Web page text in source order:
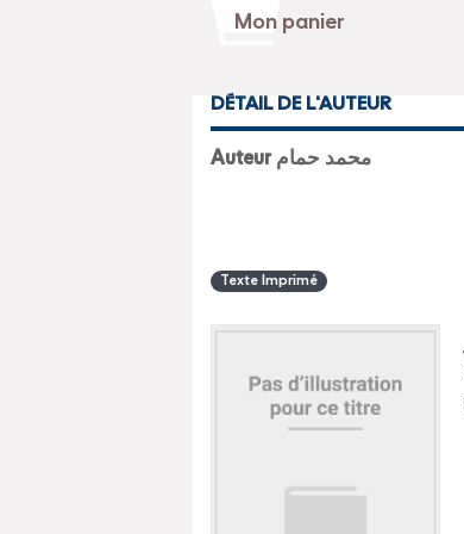
DÉTAIL DE L'AUTEUR
Auteur محمد حمام
Texte Imprimé